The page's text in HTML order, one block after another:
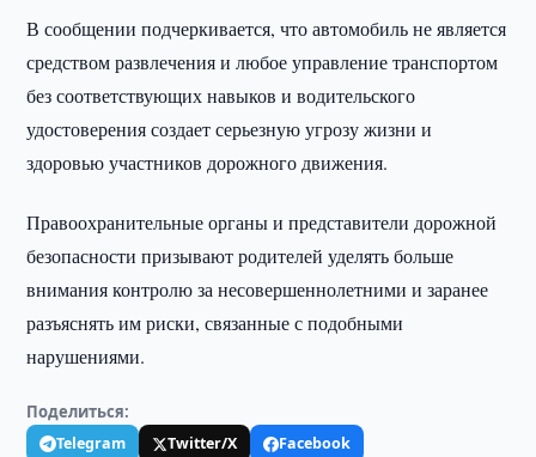
В сообщении подчеркивается, что автомобиль не является
средством развлечения и любое управление транспортом
без соответствующих навыков и водительского
удостоверения создает серьезную угрозу жизни и
здоровью участников дорожного движения.
Правоохранительные органы и представители дорожной
безопасности призывают родителей уделять больше
внимания контролю за несовершеннолетними и заранее
разъяснять им риски, связанные с подобными
нарушениями.
Поделиться:
Telegram Twitter/X
Facebook